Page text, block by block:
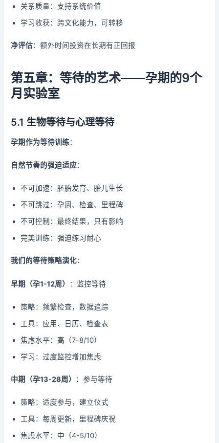
关系质量：支持系统价值
学习收获：跨文化能力，可转移
净评估：额外时间投资在长期有正回报
第五章：等待的艺术——孕期的9个
月实验室
5.1 生物等待与心理等待
孕期作为等待训练：
自然节奏的强迫适应：
不可加速：胚胎发育、胎儿生长
不可跳过：孕周、检查、里程碑
不可控制：最终结果，只有影响
完美训练：强迫练习耐心
我们的等待策略演化：
早期（孕1-12周） ：监控等待
策略：频繁检查，数据追踪
工具：应用、日历、检查表
焦虑水平：高（7-8/10）
学习：过度监控增加焦虑
中期（孕13-28周） ：参与等待
策略：适度参与，建立仪式
工具：每周更新，里程碑庆祝
焦虑水平：中（4-5/10）